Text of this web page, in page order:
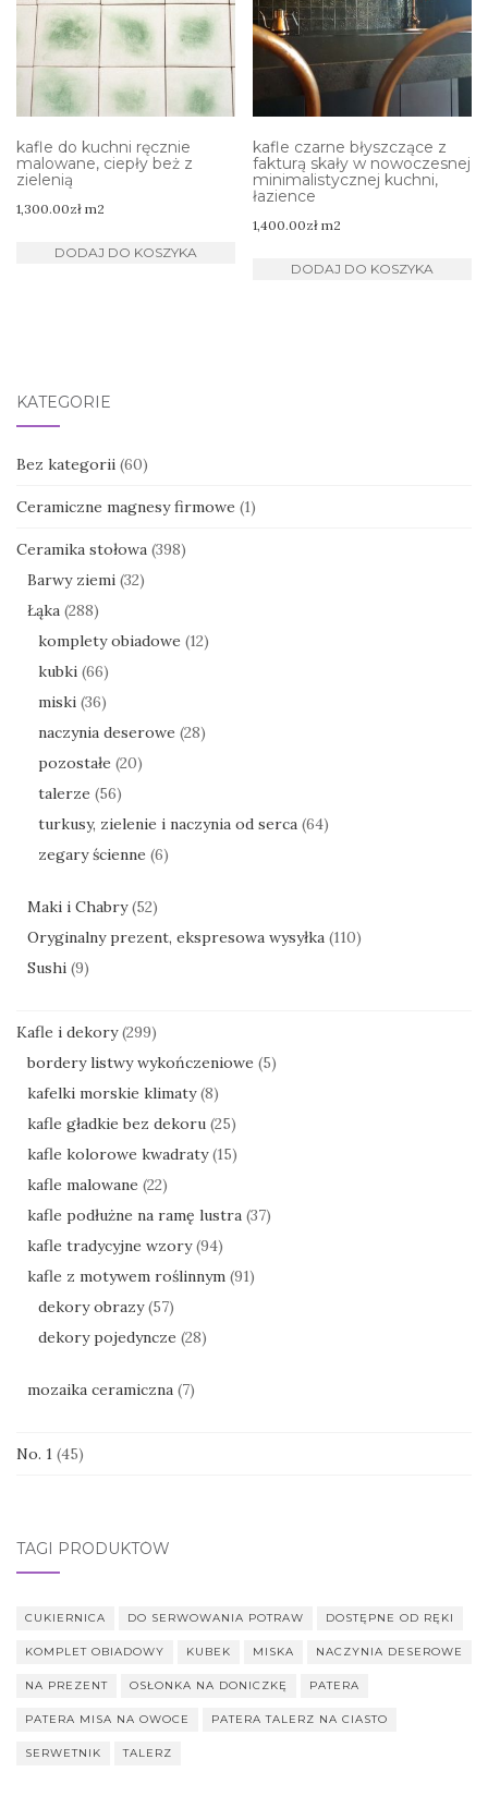
kafle do kuchni ręcznie
malowane, ciepły beż z
zielenią
1,300.00zł m2
DODAJ DO KOSZYKA
kafle czarne błyszczące z
fakturą skały w nowoczesnej
minimalistycznej kuchni,
łazience
1,400.00zł m2
DODAJ DO KOSZYKA
KATEGORIE
Bez kategorii (60)
Ceramiczne magnesy firmowe (1)
Ceramika stołowa (398)
Barwy ziemi (32)
Łąka (288)
komplety obiadowe (12)
kubki (66)
miski (36)
naczynia deserowe (28)
pozostałe (20)
talerze (56)
turkusy, zielenie i naczynia od serca (64)
zegary ścienne (6)
Maki i Chabry (52)
Oryginalny prezent, ekspresowa wysyłka (110)
Sushi (9)
Kafle i dekory (299)
bordery listwy wykończeniowe (5)
kafelki morskie klimaty (8)
kafle gładkie bez dekoru (25)
kafle kolorowe kwadraty (15)
kafle malowane (22)
kafle podłużne na ramę lustra (37)
kafle tradycyjne wzory (94)
kafle z motywem roślinnym (91)
dekory obrazy (57)
dekory pojedyncze (28)
mozaika ceramiczna (7)
No. 1 (45)
TAGI PRODUKTÓW
CUKIERNICA DO SERWOWANIA POTRAW DOSTĘPNE OD RĘKI
KOMPLET OBIADOWY KUBEK MISKA NACZYNIA DESEROWE
NA PREZENT OSŁONKA NA DONICZKĘ PATERA
PATERA MISA NA OWOCE PATERA TALERZ NA CIASTO
SERWETNIK TALERZ